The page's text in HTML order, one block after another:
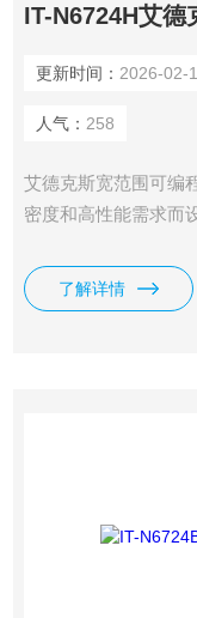
IT-N6724H艾德
更新时间： 2026-02-
人气： 258
艾德克斯宽范围可编
密度和高性能需求而
和1500W两种功率规
需求。紧凑的1/2 2U
了解详情